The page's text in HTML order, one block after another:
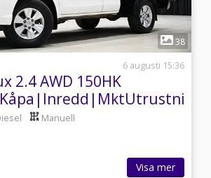
1
38
6 augusti 15:36
2.4 AWD 150HK
Manuell
Visa mer